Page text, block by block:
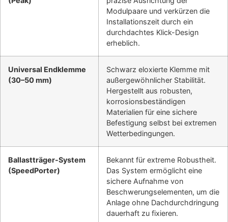
Modulpaare und verkürzen die
Installationszeit durch ein
durchdachtes Klick-Design
erheblich.
Universal Endklemme
(30–50 mm)
Schwarz eloxierte Klemme mit
außergewöhnlicher Stabilität.
Hergestellt aus robusten,
korrosionsbeständigen
Materialien für eine sichere
Befestigung selbst bei extremen
Wetterbedingungen.
Ballastträger-System
(SpeedPorter)
Bekannt für extreme Robustheit.
Das System ermöglicht eine
sichere Aufnahme von
Beschwerungselementen, um die
Anlage ohne Dachdurchdringung
dauerhaft zu fixieren.